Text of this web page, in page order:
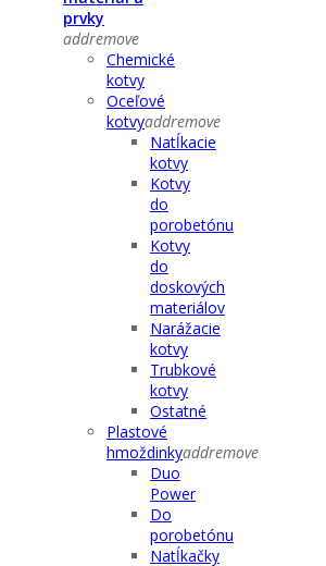
prvky
addremove
Chemické
kotvy
Oceľové
kotvyaddremove
Natĺkacie
kotvy
Kotvy
do
porobetónu
Kotvy
do
doskových
materiálov
Narážacie
kotvy
Trubkové
kotvy
Ostatné
Plastové
hmoždinkyaddremove
Duo
Power
Do
porobetónu
Natĺkačky